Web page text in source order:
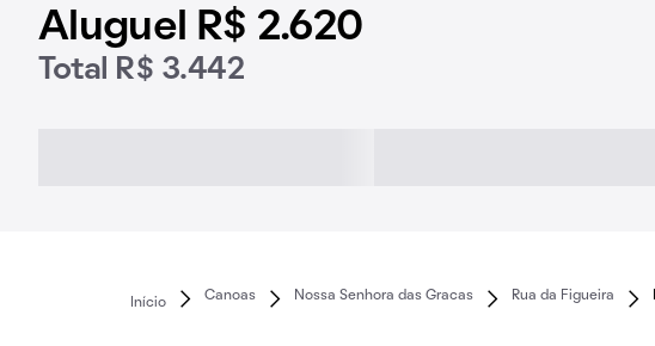
Aluguel R$ 2.620
Total R$ 3.442
Início
Canoas Nossa Senhora das Gracas Rua da Figueira